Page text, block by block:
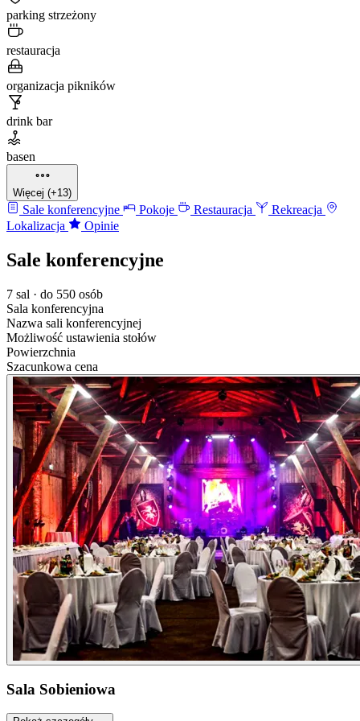
parking strzeżony
restauracja
organizacja pikników
drink bar
basen
Więcej (+13)
Sale konferencyjne Pokoje Restauracja
Rekreacja
Lokalizacja
Opinie
Sale konferencyjne
7 sal · do 550 osób
Sala konferencyjna
Nazwa sali konferencyjnej
Możliwość ustawienia stołów
Powierzchnia
Szacunkowa cena
Sala Sobieniowa